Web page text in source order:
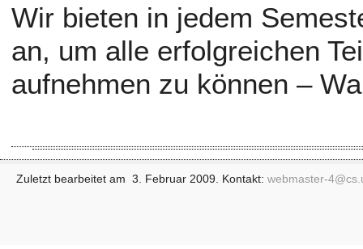
Wir bieten in jedem
an, um alle erfolgreichen
aufnehmen zu können –
Zuletzt bearbeitet am 3. Februar 2009. Kontakt: webmaster-4@